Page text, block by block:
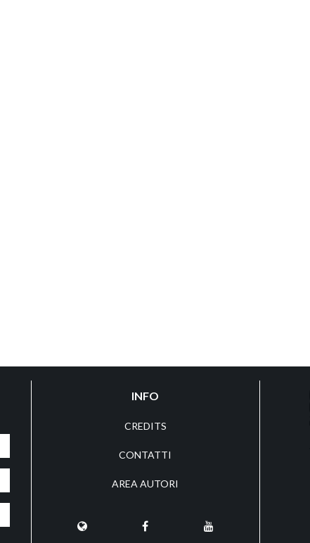
INFO
CREDITS
CONTATTI
AREA AUTORI